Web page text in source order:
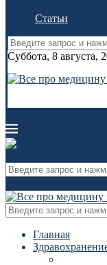
Статьи
Суббота, 8 августа,
Главная